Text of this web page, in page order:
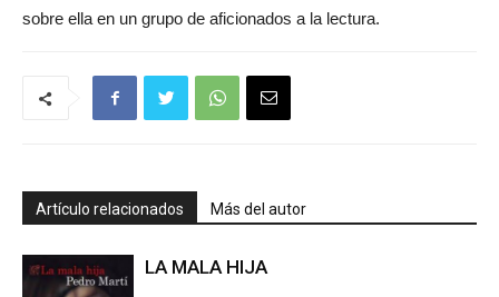
sobre ella en un grupo de aficionados a la lectura.
Artículo relacionados Más del autor
LA MALA HIJA